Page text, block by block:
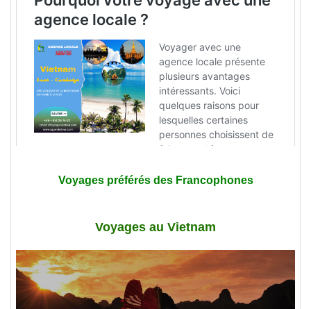
Voyages préférés des Francophones
Voyages au Vietnam